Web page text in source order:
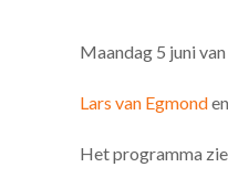
Maandag 5 juni
Lars van Egmonden
Het programma